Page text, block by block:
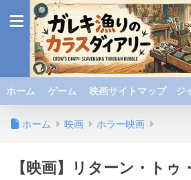
ホーム ゲーム 映画サイトマップ ジ
ホーム 映画 ホラー映画
【映画】リターン・トゥ